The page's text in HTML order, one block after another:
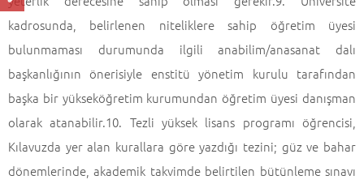
kadrosunda, belirlenen niteliklere sahip öğretim üyesi
bulunmaması durumunda ilgili anabilim/anasanat dalı
başkanlığının önerisiyle enstitü yönetim kurulu tarafından
başka bir yükseköğretim kurumundan öğretim üyesi danışman
olarak atanabilir.10. Tezli yüksek lisans programı öğrencisi,
Kılavuzda yer alan kurallara göre yazdığı tezini; güz ve bahar
dönemlerinde, akademik takvimde belirtilen bütünleme sınavı